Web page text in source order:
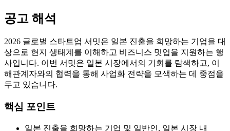
공고 해석
2026 글로벌 스타트업 서밋은 일본 진출을 희망하는 기업을 대
상으로 현지 생태계를 이해하고 비즈니스 밋업을 지원하는 행
사입니다. 이번 서밋은 일본 시장에서의 기회를 탐색하고, 이
해관계자와의 협력을 통해 사업화 전략을 모색하는 데 중점을
두고 있습니다.
핵심 포인트
일본 진출을 희망하는 기업 및 일반인, 일본 시장 내